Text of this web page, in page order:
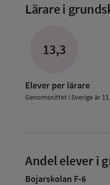
Lärare i
13,3
Elever per lärare
Genomsnittet i Sverige är
Andel elever i
Bojarskolan F-6